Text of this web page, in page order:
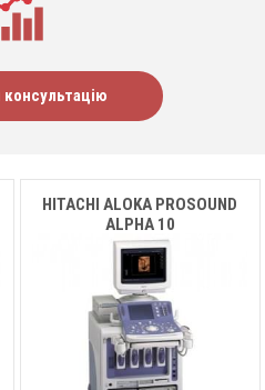
HITACHI ALOKA PROSOUND
ALPHA 10